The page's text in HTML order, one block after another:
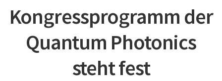
Kongressprogramm der
Quantum Photonics
steht fest